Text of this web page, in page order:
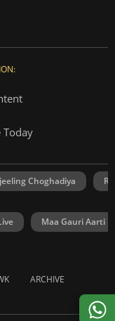
Today
Choghadiya
Maa Gauri Aarti
ARCHIVE